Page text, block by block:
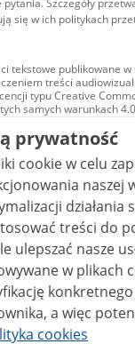
Szczegóły
się w ich politykach
tekstowe publikowane w
treści
typu Creative
samych warunkach
audiowizualne, w
i wideo, są udostępniane
Commons: uznanie
- bez utworów
4.0), o ile nie jest to
prywatność
cookie w celu
naszej
działania strony.
treści do
nasze usługi.
w plikach
a więc
cookies